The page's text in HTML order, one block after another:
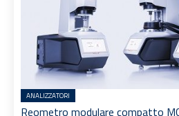
ANALIZZATORI
Reometro modulare compatto